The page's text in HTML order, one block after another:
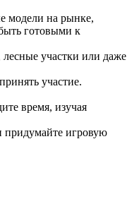
модели на рынке,
готовыми к
участки или даже
участие.
время, изучая
придумайте игровую